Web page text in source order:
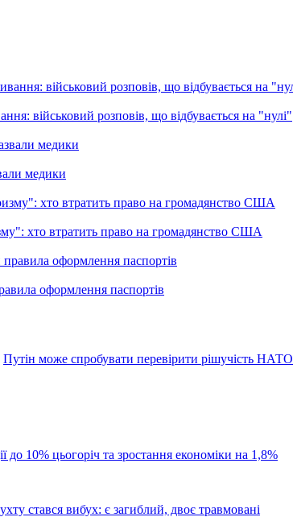
військовий розповів, що відбувається на "нулі"
медики
хто втратить право на громадянство США
оформлення паспортів
Путін може спробувати перевірити рішучість НАТО
до 10% цьогоріч та зростання економіки на 1,8%
стався вибух: є загиблий, двоє травмовані